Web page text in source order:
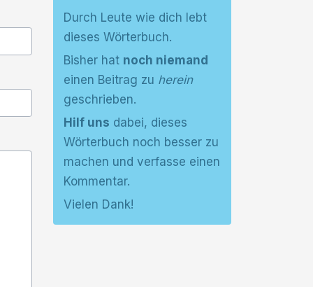
Durch Leute wie dich lebt
dieses Wörterbuch.
Bisher hat noch niemand
einen Beitrag zu herein
geschrieben.
Hilf uns dabei, dieses
Wörterbuch noch besser zu
machen und verfasse einen
Kommentar.
Vielen Dank!